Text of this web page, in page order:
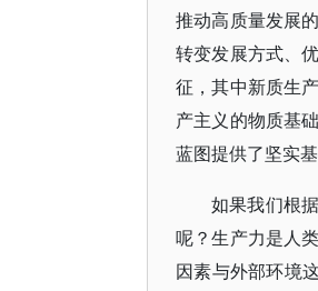
推动高质量发展
转变发展方式、
征，其中新质生
产主义的物质基
蓝图提供了坚实
如果我们根
呢？生产力是人
因素与外部环境